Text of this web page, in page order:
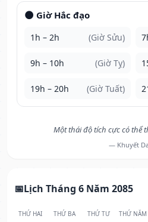
🌑 Giờ Hắc đạo
1h – 2h (Giờ Sửu)
9h – 10h (Giờ Tỵ)
19h – 20h (Giờ Tuất)
Một thái độ tích cực có thể
— Khuyết
Lịch Tháng 6 Năm 2085
THỨ HAI THỨ BA THỨ TƯ THỨ NĂM